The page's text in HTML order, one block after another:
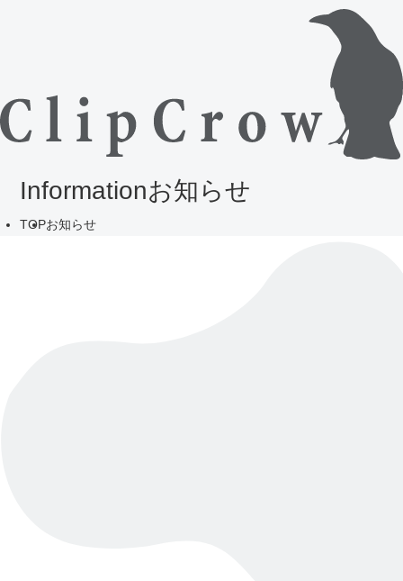
Informationお知らせ
TOPお知らせ